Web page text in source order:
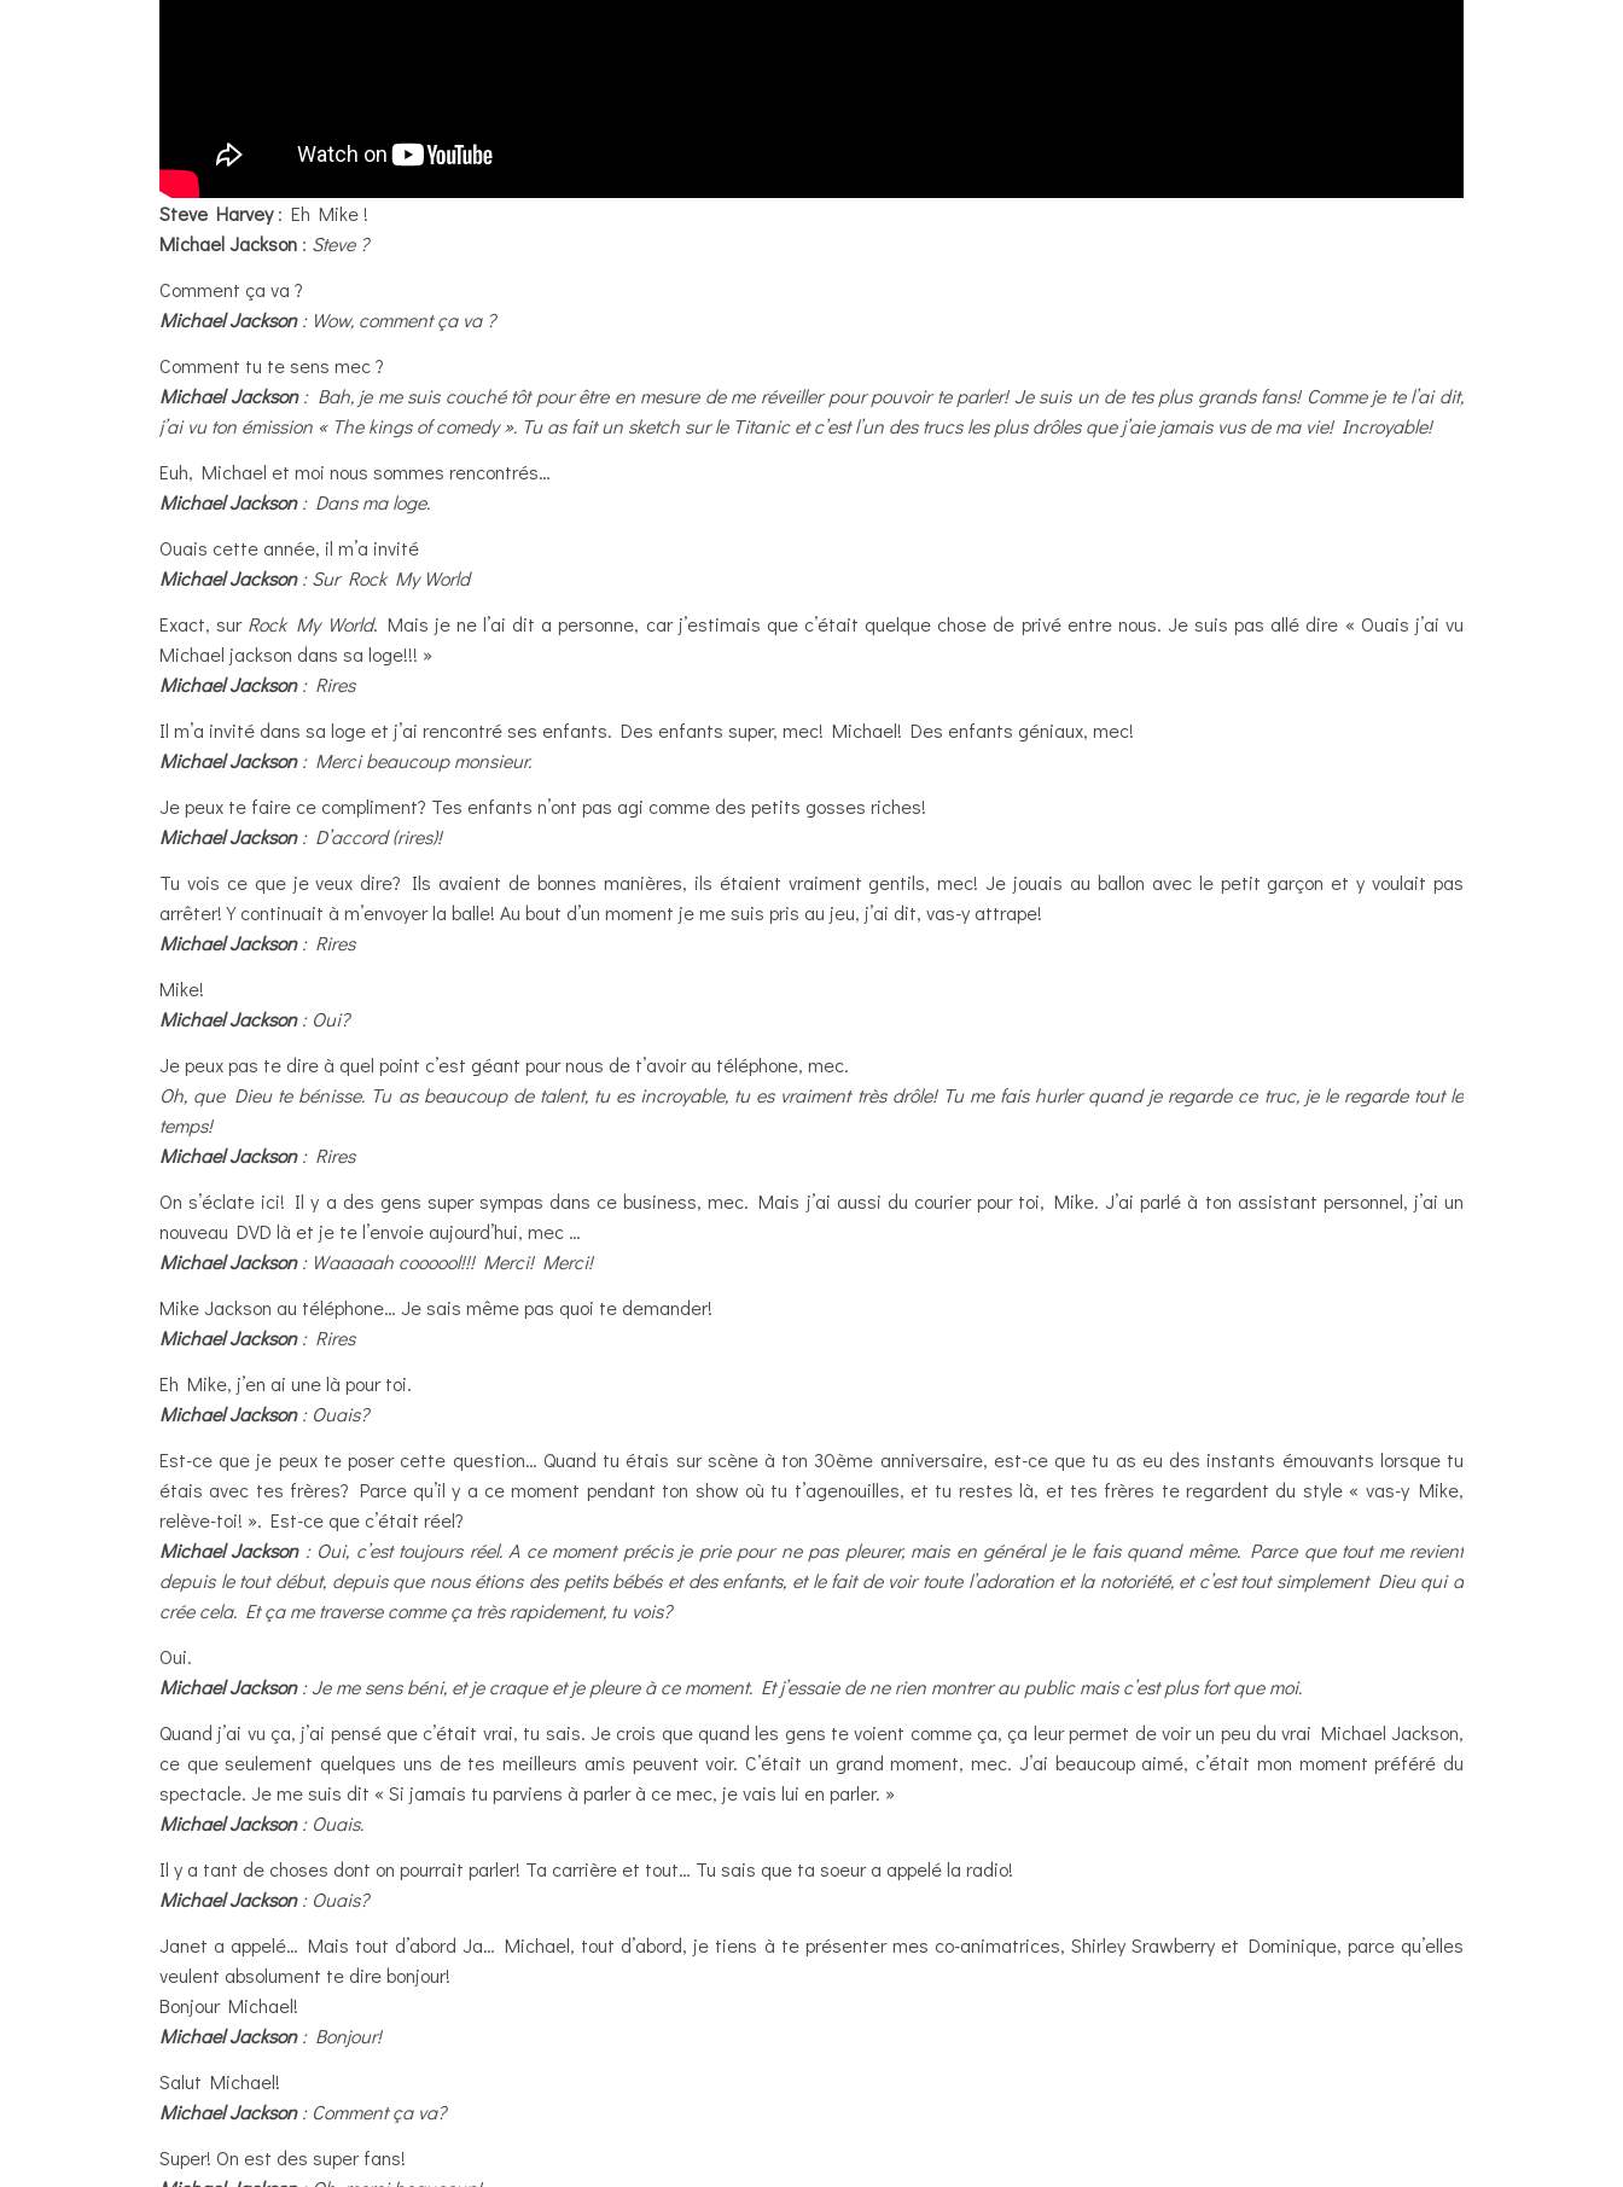
Steve Harvey: Eh Mike !
Michael Jackson : Steve ?
Comment ça va ?
Michael Jackson: Wow, comment ça va ?
Comment tu te sens mec ?
Michael Jackson: Bah, je me suis couché tôt pour être en mesure de me réveiller pour pouvoir te parler! Je suis un de tes plus grands fans! Comme je te l’ai dit,
j’ai vu ton émission « The kings of comedy ». Tu as fait un sketch sur le Titanic et c’est l’un des trucs les plus drôles que j’aie jamais vus de ma vie! Incroyable!
Euh, Michael et moi nous sommes rencontrés…
Michael Jackson: Dans ma loge.
Ouais cette année, il m’a invité
Michael Jackson: Sur Rock My World
Exact, sur Rock My World. Mais je ne l’ai dit a personne, car j’estimais que c’était quelque chose de privé entre nous. Je suis pas allé dire « Ouais j’ai vu
Michael jackson dans sa loge!!! »
Michael Jackson: Rires
Il m’a invité dans sa loge et j’ai rencontré ses enfants. Des enfants super, mec! Michael! Des enfants géniaux, mec!
Michael Jackson: Merci beaucoup monsieur.
Je peux te faire ce compliment? Tes enfants n’ont pas agi comme des petits gosses riches!
Michael Jackson: D’accord (rires)!
Tu vois ce que je veux dire? Ils avaient de bonnes manières, ils étaient vraiment gentils, mec! Je jouais au ballon avec le petit garçon et y voulait pas
arrêter! Y continuait à m’envoyer la balle! Au bout d’un moment je me suis pris au jeu, j’ai dit, vas-y attrape!
Michael Jackson: Rires
Mike!
Michael Jackson: Oui?
Je peux pas te dire à quel point c’est géant pour nous de t’avoir au téléphone, mec.
Oh, que Dieu te bénisse. Tu as beaucoup de talent, tu es incroyable, tu es vraiment très drôle! Tu me fais hurler quand je regarde ce truc, je le regarde tout le
temps!
Michael Jackson: Rires
On s’éclate ici! Il y a des gens super sympas dans ce business, mec. Mais j’ai aussi du courier pour toi, Mike. J’ai parlé à ton assistant personnel, j’ai un
nouveau DVD là et je te l’envoie aujourd’hui, mec …
Michael Jackson: Waaaaah coooool!!! Merci! Merci!
Mike Jackson au téléphone… Je sais même pas quoi te demander!
Michael Jackson: Rires
Eh Mike, j’en ai une là pour toi.
Michael Jackson: Ouais?
Est-ce que je peux te poser cette question… Quand tu étais sur scène à ton 30ème anniversaire, est-ce que tu as eu des instants émouvants lorsque tu
étais avec tes frères? Parce qu’il y a ce moment pendant ton show où tu t’agenouilles, et tu restes là, et tes frères te regardent du style « vas-y Mike,
relève-toi! ». Est-ce que c’était réel?
Michael Jackson: Oui, c’est toujours réel. A ce moment précis je prie pour ne pas pleurer, mais en général je le fais quand même. Parce que tout me revient
depuis le tout début, depuis que nous étions des petits bébés et des enfants, et le fait de voir toute l’adoration et la notoriété, et c’est tout simplement Dieu qui a
crée cela. Et ça me traverse comme ça très rapidement, tu vois?
Oui.
Michael Jackson: Je me sens béni, et je craque et je pleure à ce moment. Et j’essaie de ne rien montrer au public mais c’est plus fort que moi.
Quand j’ai vu ça, j’ai pensé que c’était vrai, tu sais. Je crois que quand les gens te voient comme ça, ça leur permet de voir un peu du vrai Michael Jackson,
ce que seulement quelques uns de tes meilleurs amis peuvent voir. C’était un grand moment, mec. J’ai beaucoup aimé, c’était mon moment préféré du
spectacle. Je me suis dit « Si jamais tu parviens à parler à ce mec, je vais lui en parler. »
Michael Jackson: Ouais.
Il y a tant de choses dont on pourrait parler! Ta carrière et tout… Tu sais que ta soeur a appelé la radio!
Michael Jackson: Ouais?
Janet a appelé… Mais tout d’abord Ja… Michael, tout d’abord, je tiens à te présenter mes co-animatrices, Shirley Srawberry et Dominique, parce qu’elles
veulent absolument te dire bonjour!
Bonjour Michael!
Michael Jackson: Bonjour!
Salut Michael!
Michael Jackson: Comment ça va?
Super! On est des super fans!